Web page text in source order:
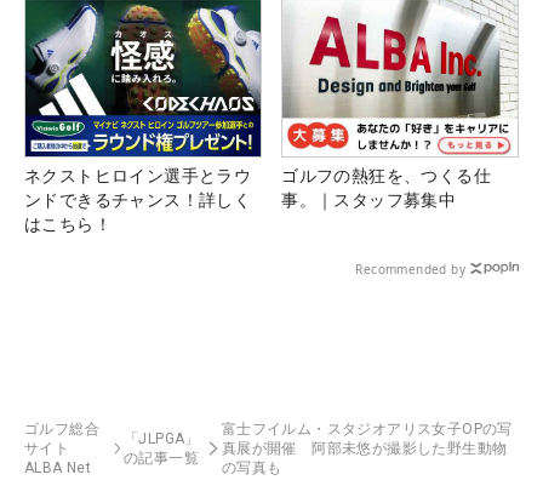
ネクストヒロイン選手とラウ
ンドできるチャンス！詳しく
はこちら！
ゴルフの熱狂を、つくる仕
事。｜スタッフ募集中
Recommended by
ゴルフ総合
サイト
ALBA Net
「JLPGA」
の記事一覧
富士フイルム・スタジオアリス女子OPの写
真展が開催 阿部未悠が撮影した野生動物
の写真も